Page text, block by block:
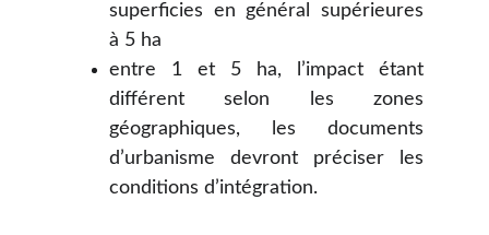
superficies en général supérieures
à 5 ha
entre 1 et 5 ha, l’impact étant
différent selon les zones
géographiques, les documents
d’urbanisme devront préciser les
conditions d’intégration.